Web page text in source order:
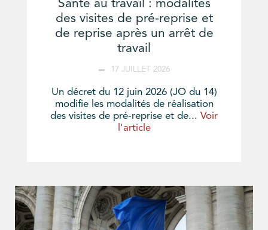
Santé au travail : modalités
des visites de pré-reprise et
de reprise après un arrêt de
travail
17 JUILLET 2026
Un décret du 12 juin 2026 (JO du 14)
modifie les modalités de réalisation
des visites de pré-reprise et de... Voir
l'article